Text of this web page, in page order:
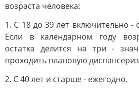
возраста человека:
1. С 18 до 39 лет включительно -
Если в календарном году
остатка делится на три -
проходить плановую
2. С 40 лет и старше - ежегодно.